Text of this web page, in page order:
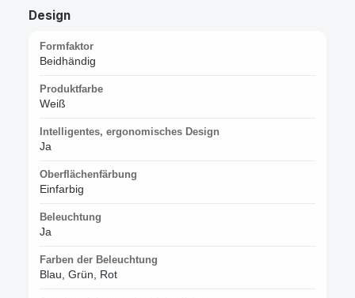
Design
Formfaktor
Beidhändig
Produktfarbe
Weiß
Intelligentes, ergonomisches Design
Ja
Oberflächenfärbung
Einfarbig
Beleuchtung
Ja
Farben der Beleuchtung
Blau, Grün, Rot